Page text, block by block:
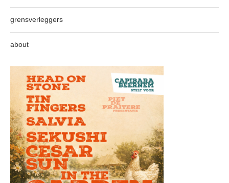
grensverleggers
about